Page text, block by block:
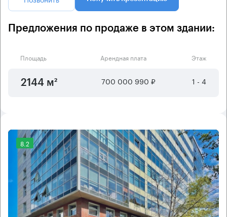
Предложения по продаже в этом здании:
Площадь Арендная плата Этаж
2144 м² 700 000 990 ₽ 1 - 4
8.2